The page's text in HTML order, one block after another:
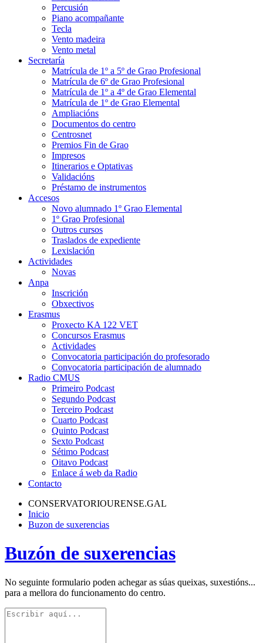
Percusión
Piano acompañante
Tecla
Vento madeira
Vento metal
Secretaría
Matrícula de 1º a 5º de Grao Profesional
Matrícula de 6º de Grao Profesional
Matrícula de 1º a 4º de Grao Elemental
Matrícula de 1º de Grao Elemental
Ampliacións
Documentos do centro
Centrosnet
Premios Fin de Grao
Impresos
Itinerarios e Optativas
Validacións
Préstamo de instrumentos
Accesos
Novo alumnado 1º Grao Elemental
1º Grao Profesional
Outros cursos
Traslados de expediente
Lexislación
Actividades
Novas
Anpa
Inscrición
Obxectivos
Erasmus
Proxecto KA 122 VET
Concursos Erasmus
Actividades
Convocatoria participación do profesorado
Convocatoria participación de alumnado
Radio CMUS
Primeiro Podcast
Segundo Podcast
Terceiro Podcast
Cuarto Podcast
Quinto Podcast
Sexto Podcast
Sétimo Podcast
Oitavo Podcast
Enlace á web da Radio
Contacto
CONSERVATORIOURENSE.GAL
Inicio
Buzon de suxerencias
Buzón de suxerencias
No seguinte formulario poden achegar as súas queixas, suxestións...
para a mellora do funcionamento do centro.